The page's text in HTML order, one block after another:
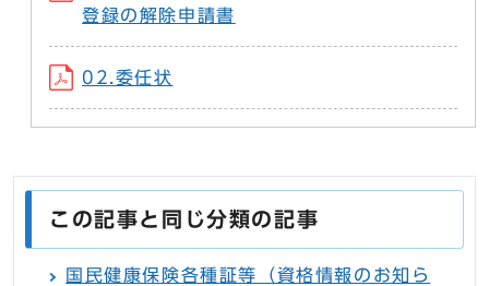
登録の解除申請書
02.委任状
この記事と同じ分類の記事
国民健康保険各種証等（資格情報のお知ら